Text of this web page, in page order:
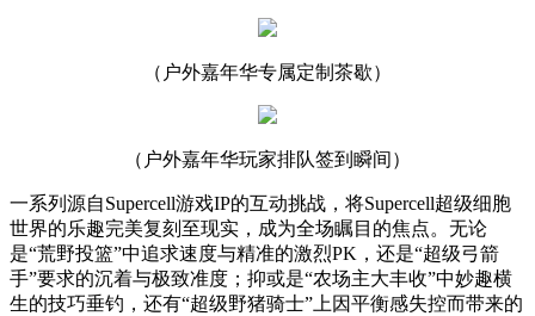
（户外嘉年华专属定制茶歇）
（户外嘉年华玩家排队签到瞬间）
一系列源自Supercell游戏IP的互动挑战，将Supercell超级细胞
世界的乐趣完美复刻至现实，成为全场瞩目的焦点。无论
是“荒野投篮”中追求速度与精准的激烈PK，还是“超级弓箭
手”要求的沉着与极致准度；抑或是“农场主大丰收”中妙趣横
生的技巧垂钓，还有“超级野猪骑士”上因平衡感失控而带来的